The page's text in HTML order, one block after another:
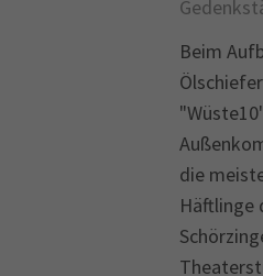
Beim
die
Häftlinge